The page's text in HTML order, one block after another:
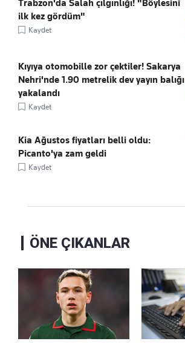
Trabzon'da Salah çılgınlığı! "Böylesini
ilk kez gördüm"
Kaydet
Kıyıya otomobille zor çektiler! Sakarya
Nehri'nde 1.90 metrelik dev yayın balığı
yakalandı
Kaydet
Kia Ağustos fiyatları belli oldu:
Picanto'ya zam geldi
Kaydet
ÖNE ÇIKANLAR